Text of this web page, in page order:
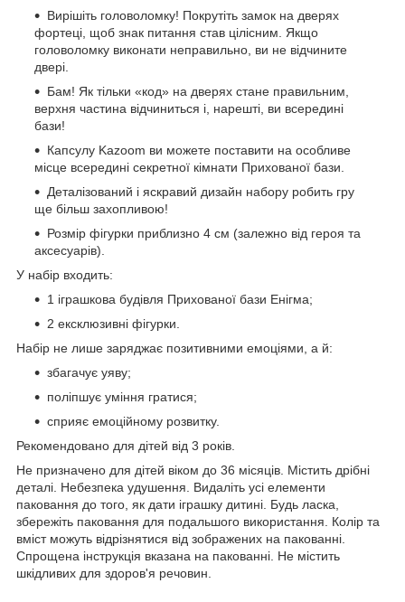
Вирішіть головоломку! Покрутіть замок на дверях
фортеці, щоб знак питання став цілісним. Якщо
головоломку виконати неправильно, ви не відчините
двері.
Бам! Як тільки «код» на дверях стане правильним,
верхня частина відчиниться і, нарешті, ви всередині
бази!
Капсулу Kazoom ви можете поставити на особливе
місце всередині секретної кімнати Прихованої бази.
Деталізований і яскравий дизайн набору робить гру
ще більш захопливою!
Розмір фігурки приблизно 4 см (залежно від героя та
аксесуарів).
У набір входить:
1 іграшкова будівля Прихованої бази Енігма;
2 ексклюзивні фігурки.
Набір не лише заряджає позитивними емоціями, а й:
збагачує уяву;
поліпшує уміння гратися;
сприяє емоційному розвитку.
Рекомендовано для дітей від 3 років.
Не призначено для дітей віком до 36 місяців. Містить дрібні
деталі. Небезпека удушення. Видаліть усі елементи
паковання до того, як дати іграшку дитині. Будь ласка,
збережіть паковання для подальшого використання. Колір та
вміст можуть відрізнятися від зображених на пакованні.
Спрощена інструкція вказана на пакованні. Не містить
шкідливих для здоров'я речовин.